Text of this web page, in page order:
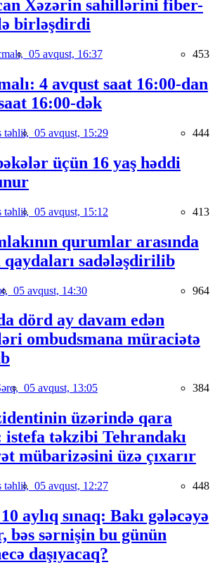
Xəzərin sahillərini fiber-
birləşdirdi
05 avqust, 16:37 453
4 avqust saat 16:00-dan
16:00-dək
təhlil, 05 avqust, 15:29 444
üçün 16 yaş həddi
təhlil, 05 avqust, 15:12 413
qurumlar arasında
sadələşdirilib
05 avqust, 14:30 964
dörd ay davam edən
ombudsmana müraciətə
05 avqust, 13:05 384
üzərində qara
təkzibi Tehrandakı
mübarizəsini üzə çıxarır
təhlil, 05 avqust, 12:27 448
aylıq sınaq: Bakı gələcəyə
bəs sərnişin bu günün
daşıyacaq?